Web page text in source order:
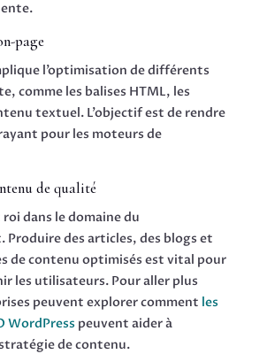
page
l’optimisation de différents
comme les balises HTML, les
textuel. L’objectif est de rendre
pour les moteurs de
de qualité
dans le domaine du
Produire des articles, des blogs et
de contenu optimisés est vital pour
les utilisateurs. Pour aller plus
peuvent explorer comment les
WordPresspeuvent aider à
de contenu.